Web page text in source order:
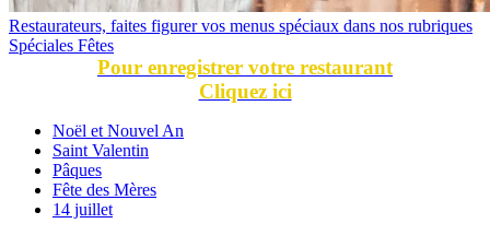
Restaurateurs, faites figurer vos menus spéciaux dans nos rubriques
Spéciales Fêtes
Pour enregistrer votre restaurant
Cliquez ici
Noël et Nouvel An
Saint Valentin
Pâques
Fête des Mères
14 juillet